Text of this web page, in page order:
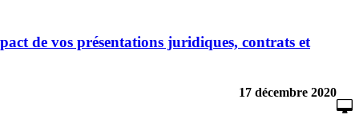
de vos présentations juridiques, contrats et
17 décembre 2020